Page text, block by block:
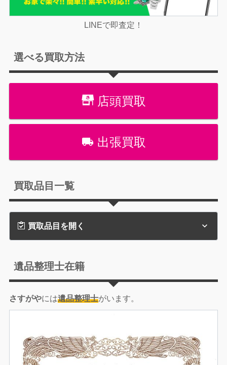
LINEで即査定！
選べる買取方法
店頭買取
出張買取
買取品目一覧
買取品目を開く
遺品整理士在籍
さすがやには遺品整理士がいます。